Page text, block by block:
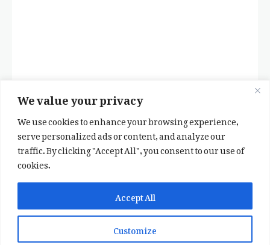
We value your privacy
We use cookies to enhance your browsing experience,
serve personalized ads or content, and analyze our
traffic. By clicking "Accept All", you consent to our use of
cookies.
Customize
Accept All
✕ ✨ اپنی پسند کا فرمايشی کلام لکھوائیں
یا ہماری خوبصورت شاعری ایپ انسٹال کریں